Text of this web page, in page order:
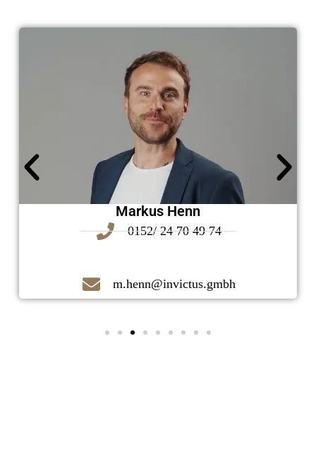
Markus Henn
0152/ 24 70 49 74
m.henn@invictus.gmbh